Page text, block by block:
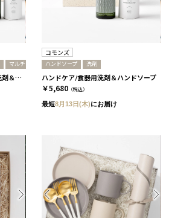
マルチクリーナー 洗剤
ベーシックカルテット/食器用洗剤＆マルチクリーナー＆ハンドソープ＆ファブリックミスト［コモンズ］
コモンズ
ハンドソープ 洗剤
ハンドケア/食器用洗剤＆ハンドソープ
￥5,680 （税込）
最短8月13日(木)にお届け